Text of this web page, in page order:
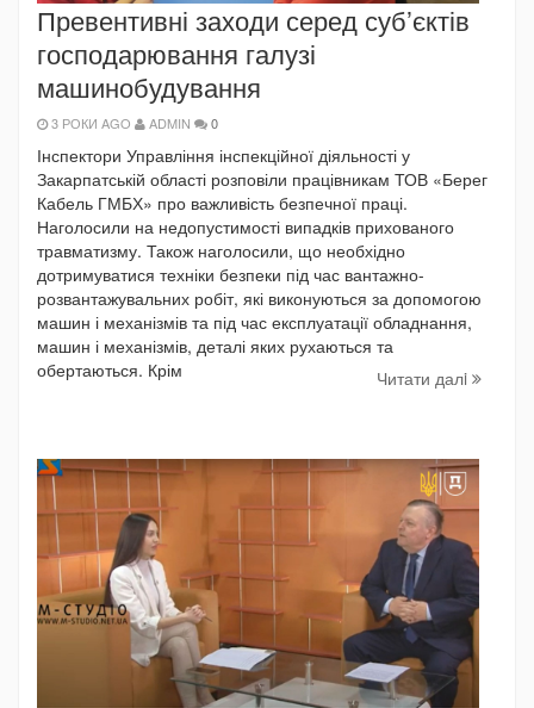
Превентивні заходи серед суб’єктів
господарювання галузі
машинобудування
3 РОКИ AGO ADMIN 0
Інспектори Управління інспекційної діяльності у
Закарпатській області розповіли працівникам ТОВ «Берег
Кабель ГМБХ» про важливість безпечної праці.
Наголосили на недопустимості випадків прихованого
травматизму. Також наголосили, що необхідно
дотримуватися техніки безпеки під час вантажно-
розвантажувальних робіт, які виконуються за допомогою
машин і механізмів та під час експлуатації обладнання,
машин і механізмів, деталі яких рухаються та
обертаються. Крім
Читати далi